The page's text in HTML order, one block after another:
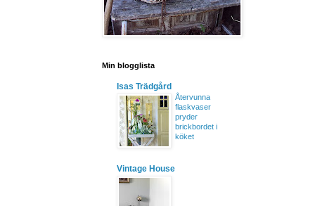
Min blogglista
Isas Trädgård
Återvunna
flaskvaser
pryder
brickbordet i
köket
Vintage House